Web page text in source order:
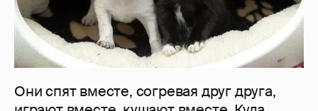
Они спят вместе, согревая друг друга,